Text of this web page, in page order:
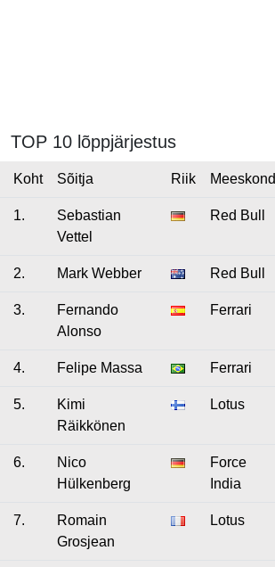
TOP 10 lõppjärjestus
Koht Sõitja Riik Meeskond
1.
Sebastian
Vettel
Red Bull
2. Mark Webber Red Bull
3.
Fernando
Alonso
Ferrari
4. Felipe Massa Ferrari
5.
Kimi
Räikkönen
Lotus
6.
Nico
Hülkenberg
Force
India
7.
Romain
Grosjean
Lotus